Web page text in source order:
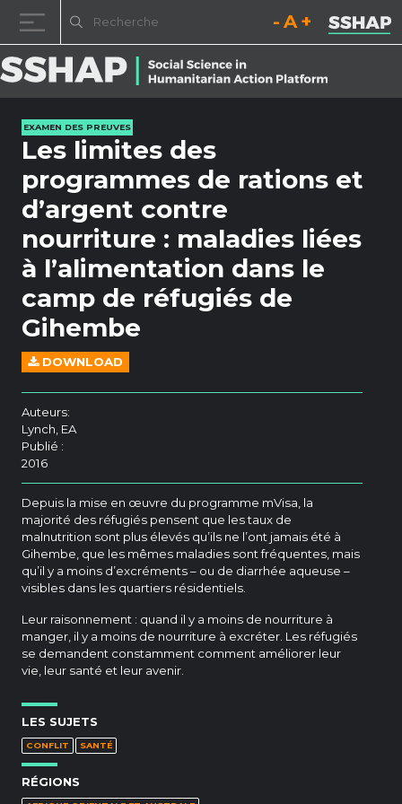
Diminuez la taille de la
Réinitialisez la
EXAMEN DES PREUVES
Les limites des
programmes de rations et
d’argent contre
nourriture : maladies liées
à l’alimentation dans le
camp de réfugiés de
Gihembe
DOWNLOAD
Auteurs:
Lynch, EA
Publié :
2016
Depuis la mise en œuvre du programme mVisa, la
majorité des réfugiés pensent que les taux de
malnutrition sont plus élevés qu’ils ne l’ont jamais été à
Gihembe, que les mêmes maladies sont fréquentes, mais
qu’il y a moins d’excréments – ou de diarrhée aqueuse –
visibles dans les quartiers résidentiels.
Leur raisonnement : quand il y a moins de nourriture à
manger, il y a moins de nourriture à excréter. Les réfugiés
se demandent constamment comment améliorer leur
vie, leur santé et leur avenir.
LES SUJETS
CONFLIT SANTÉ
RÉGIONS